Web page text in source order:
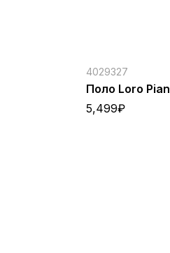
4029327
Поло Loro
5,499₽